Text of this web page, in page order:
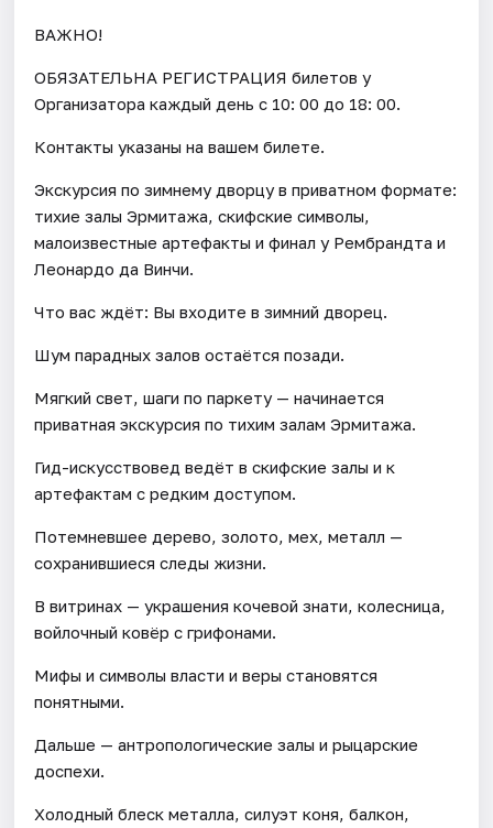
ВАЖНО!
ОБЯЗАТЕЛЬНА РЕГИСТРАЦИЯ билетов у
Организатора каждый день c 10: 00 до 18: 00.
Контакты указаны на вашем билете.
Экскурсия по зимнему дворцу в приватном формате:
тихие залы Эрмитажа, скифские символы,
малоизвестные артефакты и финал у Рембрандта и
Леонардо да Винчи.
Что вас ждёт: Вы входите в зимний дворец.
Шум парадных залов остаётся позади.
Мягкий свет, шаги по паркету — начинается
приватная экскурсия по тихим залам Эрмитажа.
Гид-искусствовед ведёт в скифские залы и к
артефактам с редким доступом.
Потемневшее дерево, золото, мех, металл —
сохранившиеся следы жизни.
В витринах — украшения кочевой знати, колесница,
войлочный ковёр с грифонами.
Мифы и символы власти и веры становятся
понятными.
Дальше — антропологические залы и рыцарские
доспехи.
Холодный блеск металла, силуэт коня, балкон,